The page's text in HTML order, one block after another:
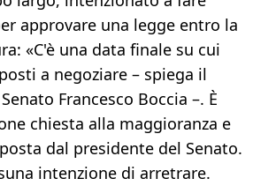
approvare una legge entro la
«C'è una data finale su cui
a negoziare – spiega il
Francesco Boccia –. È
chiesta alla maggioranza e
dal presidente del Senato.
intenzione di arretrare.